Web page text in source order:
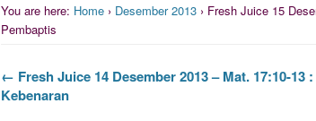
You are here: Home› Desember 2013› Fresh Juice 15
Pembaptis
← Fresh Juice 14 Desember 2013 – Mat. 17:10-13 :
Kebenaran